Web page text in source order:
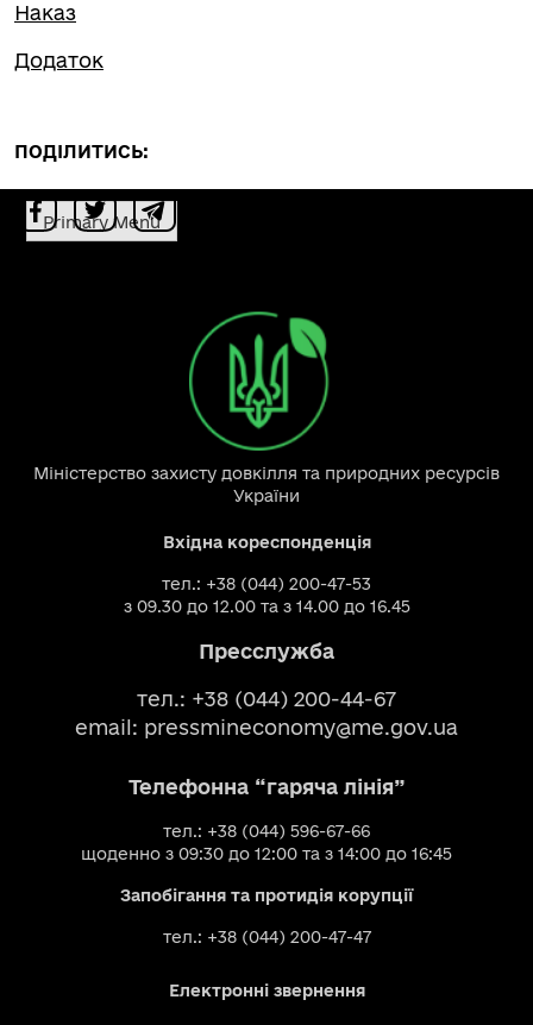
Наказ
Додаток
ПОДІЛИТИСЬ:
Primary Menu
Міністерство захисту довкілля та природних ресурсів
України
Вхідна кореспонденція
тел.: +38 (044) 200-47-53
з 09.30 до 12.00 та з 14.00 до 16.45
Пресслужба
тел.: +38 (044) 200-44-67
email: pressmineconomy@me.gov.ua
Телефонна “гаряча лінія”
тел.: +38 (044) 596-67-66
щоденно з 09:30 до 12:00 та з 14:00 до 16:45
Запобігання та протидія корупції
тел.: +38 (044) 200-47-47
Електронні звернення